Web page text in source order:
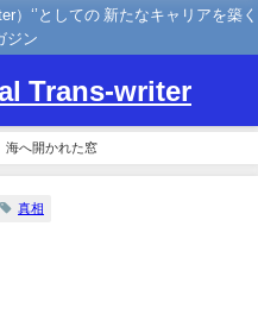
）‘’としての 新たなキャリアを築く
ジン
Trans-writer
海へ開かれた窓
真相